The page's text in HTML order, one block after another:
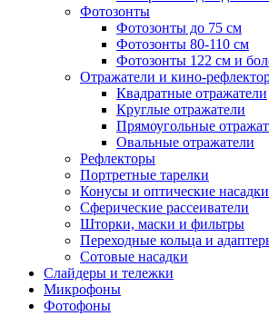
Фотозонты
Фотозонты до 75 см
Фотозонты 80-110 см
Фотозонты 122 см и
Отражатели и кино-
Квадратные отражатели
Круглые отражатели
Прямоугольные
Овальные отражатели
Рефлекторы
Портретные тарелки
Конусы и оптические насадки
Сферические рассеиватели
Шторки, маски и фильтры
Переходные кольца и
Сотовые насадки
Слайдеры и тележки
Микрофоны
Фотофоны